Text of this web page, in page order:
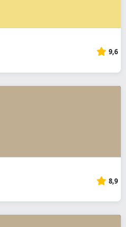
9,6
8,9